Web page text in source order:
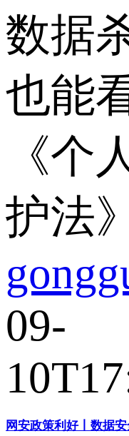
数据
也能
《个
护法》
09-
网安政策利好丨数据